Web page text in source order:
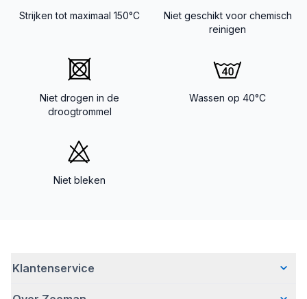
Strijken tot maximaal 150°C
Niet geschikt voor chemisch
reinigen
Niet drogen in de
droogtrommel
Wassen op 40°C
Niet bleken
Klantenservice